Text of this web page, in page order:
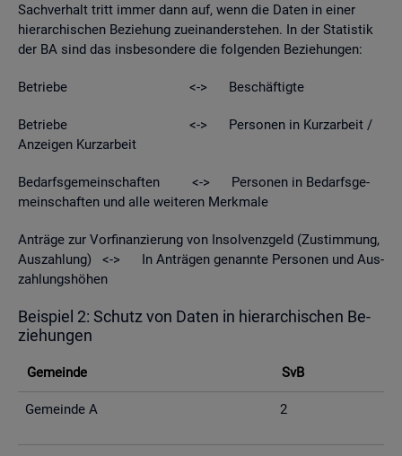
Sach­ver­halt tritt immer dann auf, wenn die Daten in einer
hier­ar­chi­schen Be­zie­hung zu­ein­an­der­ste­hen. In der Sta­tis­tik
der BA sind das ins­be­son­de­re die fol­gen­den Be­zie­hun­gen:
Be­trie­be <-> Be­schäf­tig­te
Be­trie­be <-> Per­so­nen in Kurz­ar­beit /
An­zei­gen Kurz­ar­beit
Be­darfs­ge­mein­schaf­ten <-> Per­so­nen in Be­darfs­ge­
mein­schaf­ten und alle wei­te­ren Merk­ma­le
An­trä­ge zur Vor­fi­nan­zie­rung von In­sol­venz­geld (Zu­stim­mung,
Aus­zah­lung) <-> In An­trä­gen ge­nann­te Per­so­nen und Aus­
zah­lungs­hö­hen
Bei­spiel 2: Schutz von Daten in hier­ar­chi­schen Be­
zie­hun­gen
Ge­mein­de SvB
Ge­mein­de A 2